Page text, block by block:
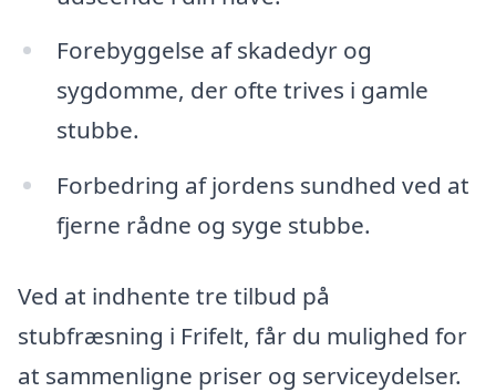
Forebyggelse af skadedyr og
sygdomme, der ofte trives i gamle
stubbe.
Forbedring af jordens sundhed ved at
fjerne rådne og syge stubbe.
Ved at indhente tre tilbud på
stubfræsning i Frifelt, får du mulighed for
at sammenligne priser og serviceydelser.